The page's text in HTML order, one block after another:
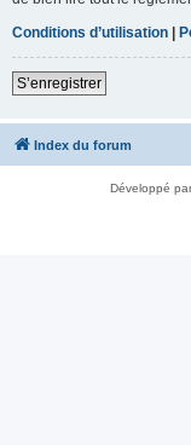
Conditions d’utilisation |
S’enregistrer
Index du forum
Développé